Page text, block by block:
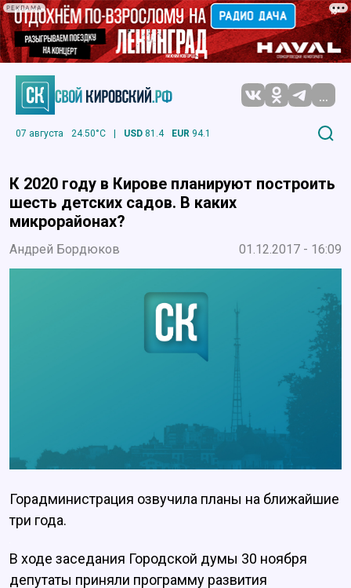
РЕКЛАМА
...
07 августа 24.50°C | USD 81.4 EUR 94.1
К 2020 году в Кирове планируют построить
шесть детских садов. В каких
микрорайонах?
Андрей Бордюков 01.12.2017 - 16:09
Горадминистрация озвучила планы на ближайшие
три года.
В ходе заседания Городской думы 30 ноября
депутаты приняли программу развития